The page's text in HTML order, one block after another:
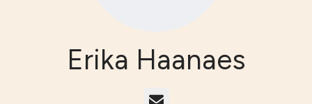
Erika Haanaes
E-post